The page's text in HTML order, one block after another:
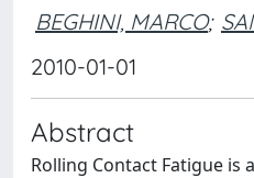
BEGHINI, MARCO;
2010-01-01
Abstract
Rolling Contact Fatigue